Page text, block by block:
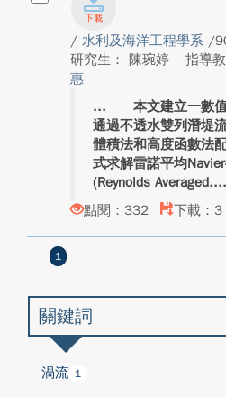
/ 水利及海洋工程學系 /
研究生： 陳琬婷
指導
惠
本文建立一數值
通過不透水雙列潛堤
體積法和高度函數法
式求解雷諾平均
(Reynolds Averaged...
點閱：332
下載：3
1
關鍵詞
渦流 1